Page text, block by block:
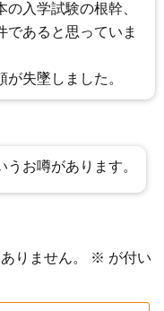
入学試験の根幹、
であると思っていま
失墜しました。
お噂があります。
りません。 ※ が付い